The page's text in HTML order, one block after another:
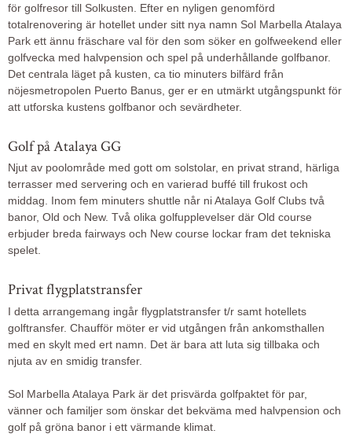
för golfresor till Solkusten. Efter en nyligen genomförd
totalrenovering är hotellet under sitt nya namn Sol Marbella Atalaya
Park ett ännu fräschare val för den som söker en golfweekend eller
golfvecka med halvpension och spel på underhållande golfbanor.
Det centrala läget på kusten, ca tio minuters bilfärd från
nöjesmetropolen Puerto Banus, ger er en utmärkt utgångspunkt för
att utforska kustens golfbanor och sevärdheter.
Golf på Atalaya GG
Njut av poolområde med gott om solstolar, en privat strand, härliga
terrasser med servering och en varierad buffé till frukost och
middag. Inom fem minuters shuttle når ni Atalaya Golf Clubs två
banor, Old och New. Två olika golfupplevelser där Old course
erbjuder breda fairways och New course lockar fram det tekniska
spelet.
Privat flygplatstransfer
I detta arrangemang ingår flygplatstransfer t/r samt hotellets
golftransfer. Chaufför möter er vid utgången från ankomsthallen
med en skylt med ert namn. Det är bara att luta sig tillbaka och
njuta av en smidig transfer.
Sol Marbella Atalaya Park är det prisvärda golfpaktet för par,
vänner och familjer som önskar det bekväma med halvpension och
golf på gröna banor i ett värmande klimat.